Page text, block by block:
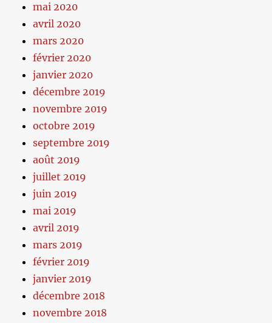
mai 2020
avril 2020
mars 2020
février 2020
janvier 2020
décembre 2019
novembre 2019
octobre 2019
septembre 2019
août 2019
juillet 2019
juin 2019
mai 2019
avril 2019
mars 2019
février 2019
janvier 2019
décembre 2018
novembre 2018